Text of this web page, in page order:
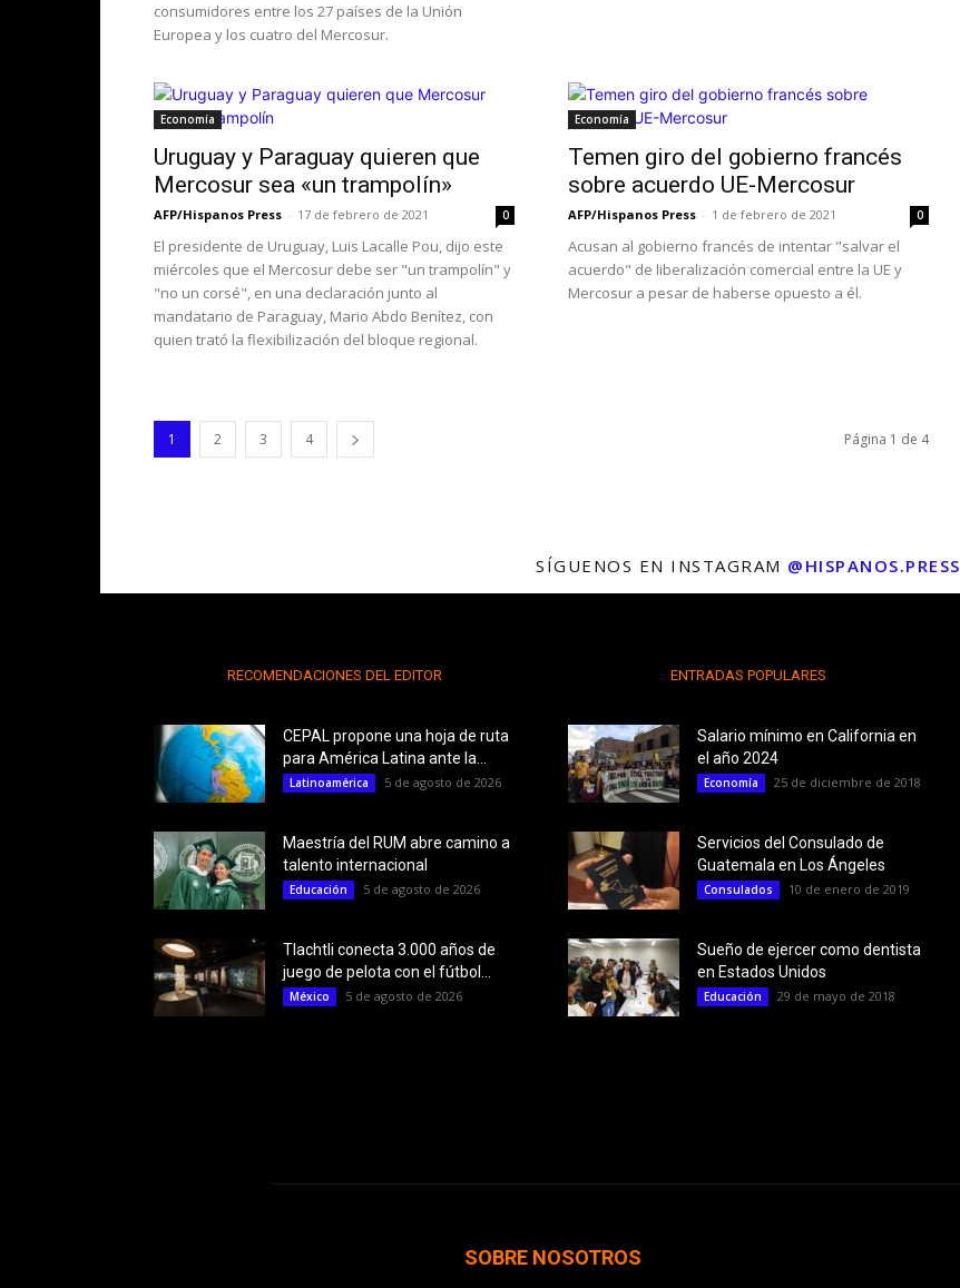
consumidores entre los 27 países de la Unión
Europea y los cuatro del Mercosur.
Economía
Uruguay y Paraguay quieren que
Mercosur sea «un trampolín»
AFP/Hispanos Press - 17 de febrero de 2021 0
El presidente de Uruguay, Luis Lacalle Pou, dijo este
miércoles que el Mercosur debe ser "un trampolín" y
"no un corsé", en una declaración junto al
mandatario de Paraguay, Mario Abdo Benítez, con
quien trató la flexibilización del bloque regional.
Economía
Temen giro del gobierno francés
sobre acuerdo UE-Mercosur
AFP/Hispanos Press - 1 de febrero de 2021 0
Acusan al gobierno francés de intentar "salvar el
acuerdo" de liberalización comercial entre la UE y
Mercosur a pesar de haberse opuesto a él.
1 2 3 4 Página 1 de 4
SÍGUENOS EN INSTAGRAM @HISPANOS.PRESS
RECOMENDACIONES DEL EDITOR
CEPAL propone una hoja de ruta
para América Latina ante la...
Latinoamérica 5 de agosto de 2026
Maestría del RUM abre camino a
talento internacional
Educación 5 de agosto de 2026
Tlachtli conecta 3.000 años de
juego de pelota con el fútbol...
México 5 de agosto de 2026
ENTRADAS POPULARES
Salario mínimo en California en
el año 2024
Economía 25 de diciembre de 2018
Servicios del Consulado de
Guatemala en Los Ángeles
Consulados 10 de enero de 2019
Sueño de ejercer como dentista
en Estados Unidos
Educación 29 de mayo de 2018
SOBRE NOSOTROS